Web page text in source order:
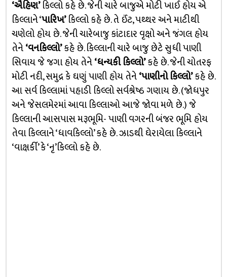
‘ઐહિણ’કિલ્લો કહે છે. જેની ચારે બાજુએ મોટી ખાઈ હોય એ
કિલ્લાને ‘પારિખ’કિલ્લો કહે છે. તે ઈંટ, પથ્થર અને માટીથી
ચણેલો હોય છે. જેની ચારેબાજુ કાંટાદાર વૃક્ષો અને જંગલ હોય
તેને‘વનકિલ્લો’કહે છે. કિલ્લાની ચારે બાજુ છેટે સુધી પાણી
સિવાય જે જગા હોય તેને‘ધન્યકી કિલ્લો’કહે છે. જેની ચોતરફ
મોટી નદી, સમુદ્ર કે ઘણું પાણી હોય તેને‘પાણીનો કિલ્લો’કહે છે.
આ સર્વ કિલ્લામાં પહાડી કિલ્લો સર્વશ્રેષ્ઠ ગણાય છે. (જોધપુર
અને જેસલમેરમાં આવા કિલ્લાઓ આજે જોવા મળે છે.) જે
કિલ્લાની આસપાસ મરૂભૂમિ- પાણી વગરની બંજર ભૂમિ હોય
તેવા કિલ્લાને ‘ધાવકિલ્લો’ કહે છે. ઝાડથી ઘેરાયેલા કિલ્લાને
‘વાક્ષર્કી’ કે ‘નૃ’કિલ્લો કહે છે.